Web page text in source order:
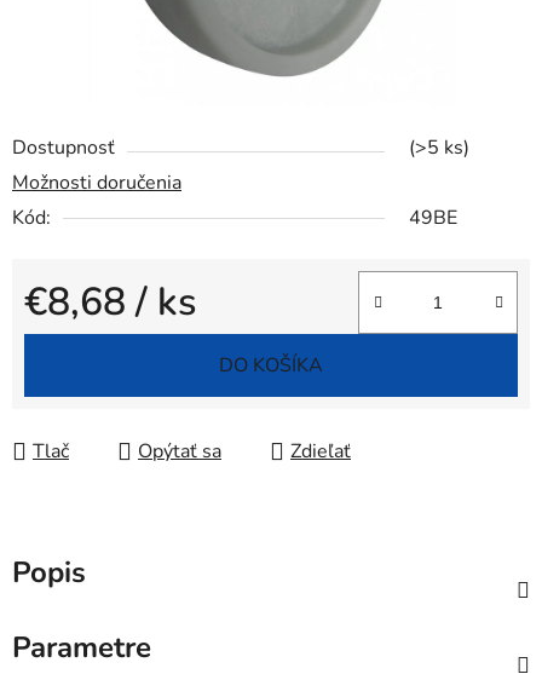
Dostupnosť
(>5 ks)
Možnosti doručenia
Kód:
49BE
€8,68/ ks
Jednotková cena:
DO KOŠÍKA
Tlač Opýtať sa Zdieľať
Popis
Parametre